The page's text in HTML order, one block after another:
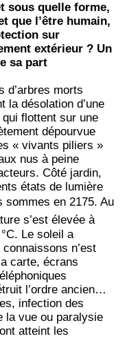
sous quelle forme,
que l’être humain,
sur
extérieur ? Un
sa part
d’arbres morts
la désolation d’une
flottent sur une
dépourvue
« vivants piliers »
nus à peine
Côté jardin,
états de lumière
sommes en 2175. Au
s’est élevée à
Le soleil a
n’est
carte, écrans
l’ordre ancien…
infection des
la vue ou paralysie
atteint les